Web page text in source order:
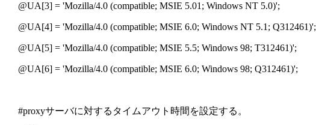
@UA[3] = 'Mozilla/4.0 (compatible; MSIE 5.01; Windows NT 5.0)';
@UA[4] = 'Mozilla/4.0 (compatible; MSIE 6.0; Windows NT 5.1; Q312461)';
@UA[5] = 'Mozilla/4.0 (compatible; MSIE 5.5; Windows 98; T312461)';
@UA[6] = 'Mozilla/4.0 (compatible; MSIE 6.0; Windows 98; Q312461)';
#proxyサーバに対するタイムアウト時間を設定する。